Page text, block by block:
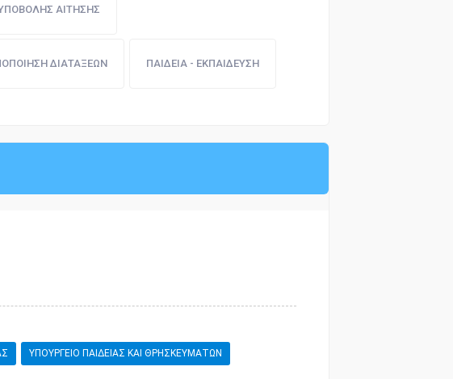
ΑΙΤΗΣΗΣ
ΔΙΑΤΑΞΕΩΝ ΠΑΙΔΕΙΑ - ΕΚΠΑΙΔΕΥΣΗ
ΥΠΟΥΡΓΕΙΟ ΠΑΙΔΕΙΑΣ ΚΑΙ ΘΡΗΣΚΕΥΜΑΤΩΝ